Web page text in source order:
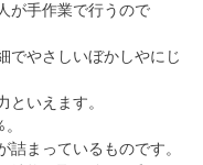
が手作業で行うので
でやさしいぼかしやにじ
いえます。
まっているものです。